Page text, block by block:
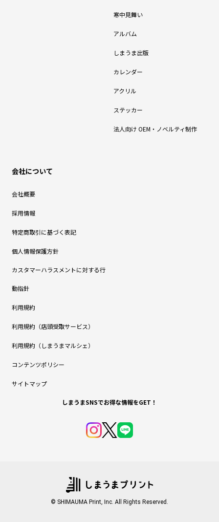
寒中見舞い
アルバム
しまうま出版
カレンダー
アクリル
ステッカー
法人向け OEM・ノベルティ制作
会社について
会社概要
採用情報
特定商取引に基づく表記
個人情報保護方針
カスタマーハラスメントに対する行
動指針
利用規約
利用規約（店頭受取サービス）
利用規約（しまうまマルシェ）
コンテンツポリシー
サイトマップ
しまうまSNSでお得な情報をGET！
© SHIMAUMA Print, Inc. All Rights Reserved.